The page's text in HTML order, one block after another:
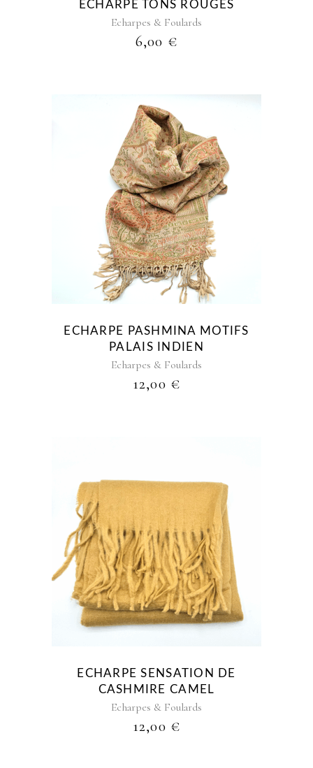
ECHARPE TONS ROUGES
Echarpes & Foulards
6,00 €
ECHARPE PASHMINA MOTIFS
PALAIS INDIEN
Echarpes & Foulards
12,00 €
ECHARPE SENSATION DE
CASHMIRE CAMEL
Echarpes & Foulards
12,00 €